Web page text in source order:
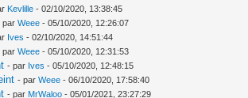
Kevlille - 02/10/2020, 13:38:45
parWeee - 05/10/2020, 12:26:07
Ives - 02/10/2020, 14:51:44
parWeee - 05/10/2020, 12:31:53
- par Ives - 05/10/2020, 12:48:15
- parWeee - 06/10/2020, 17:58:40
- par MrWaloo - 05/01/2021, 23:27:29